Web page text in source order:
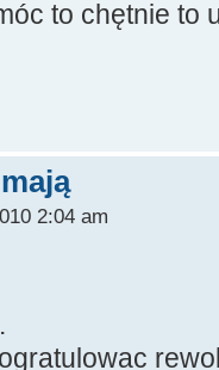
to chętnie to
2:04 am